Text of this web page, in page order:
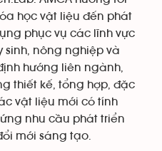
học vật liệu đến phát
phục vụ các lĩnh vực
sinh, nông nghiệp và
hướng liên ngành,
thiết kế, tổng hợp, đặc
vật liệu mới có tính
nhu cầu phát triển
mới sáng tạo.